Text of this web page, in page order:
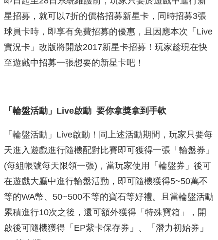
星招募，就可以7折的價格招募新星卡，同時招募3張
球員卡時，即享有免費招募的優惠，且因應本次「Live
實況卡」改版將開放2017新星卡招募！玩家趁現在快
至遊戲中招募一張想要的新星卡吧！
「輪盤活動」Live啟動 要你拿獎拿到手軟
「輪盤活動」Live啟動！同上述活動期間，玩家只要每
天進入遊戲進行隨機配對比賽即可獲得一張「輪盤券」
(每組帳號每天限領一張)，當玩家使用「輪盤券」後可
在遊戲大廳中進行輪盤活動，即可隨機獲得5~50萬不
等的WA幣、50~500不等的寶石等好禮。且當輪盤活動
累積進行10次之後，還可額外獲得「特殊寶箱」，開
啟後可隨機獲得「EP紫卡保存券」、「潛力初始券」